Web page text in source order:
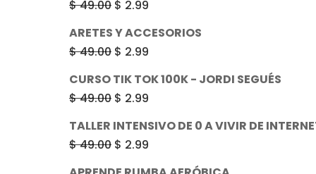
era:
$ 49.00.$ 2.99.
$49.00 El
original
era:
$ 49.00.
$ 2.99
$ 2.99.
ARETES Y ACCESORIOS
$49.00 El
original
era:
$ 49.00.
$ 2.99
$ 2.99.
CURSO TIK TOK 100K - JORDI SEGUÉS
$49.00 El
original
era:
$ 2.99
TALLER INTENSIVO DE 0 A VIVIR DE
$49.00 El
$ 2.99